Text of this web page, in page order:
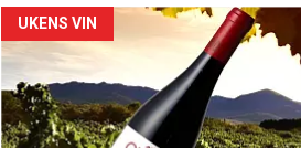
Forsiden
akkurat
nå
UKENS VIN